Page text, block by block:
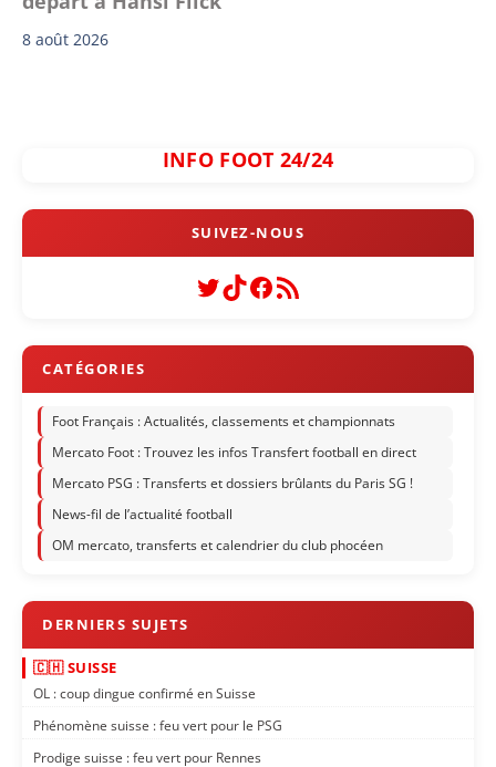
8 août 2026
INFO FOOT 24/24
Twitter
TikTok
Facebook
Flux RSS
Foot Français : Actualités, classements et championnats
Mercato Foot : Trouvez les infos Transfert football en direct
Mercato PSG : Transferts et dossiers brûlants du Paris SG !
News-fil de l’actualité football
OM mercato, transferts et calendrier du club phocéen
🇨🇭 SUISSE
OL : coup dingue confirmé en Suisse
Phénomène suisse : feu vert pour le PSG
Prodige suisse : feu vert pour Rennes